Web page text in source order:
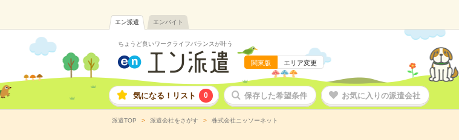
エン派遣 エンバイト
ちょうど良いワークライフバランスが叶う
関東版 エリア変更
気になる！リスト 0 保存した希望条件 お気に入りの派遣会社
派遣TOP 派遣会社をさがす 株式会社ニッソーネット